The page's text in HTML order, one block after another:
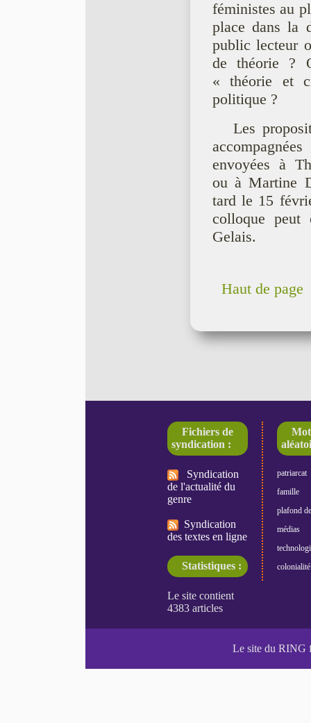
féministes au
place dans la
public lecteur
de théorie ?
« théorie et
politique ?
Les
envoyées à
ou à Martine
tard le 15
colloque peut
Gelais.
Haut de page
Fichiers de
syndication :
Syndication
de l'actualité du
genre
Syndication
des textes en ligne
Statistiques :
patriarcat
famille
plafond
médias
colonialité
Le site du RING